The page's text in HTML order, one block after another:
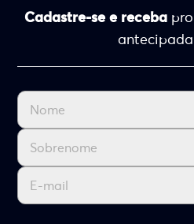
Cadastre-se e receba